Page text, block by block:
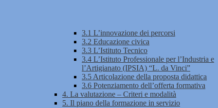
3.1 L’innovazione dei percorsi
3.2 Educazione civica
3.3 L’Istituto Tecnico
3.4 L’Istituto Professionale per l’Industria e
l’Artigianato (IPSIA) “L. da Vinci”
3.5 Articolazione della proposta didattica
3.6 Potenziamento dell’offerta formativa
4. La valutazione – Criteri e modalità
5. Il piano della formazione in servizio